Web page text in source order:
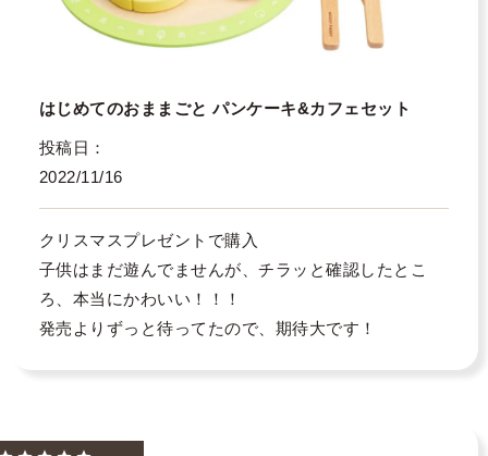
はじめてのおままごと パンケーキ&カフェセット
投稿日
2022/11/16
クリスマスプレゼントで購入
子供はまだ遊んでませんが、チラッと確認したとこ
ろ、本当にかわいい！！！
発売よりずっと待ってたので、期待大です！